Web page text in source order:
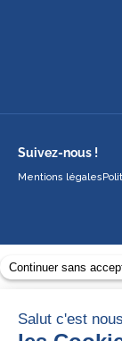
Suivez-nous !
Mentions légales